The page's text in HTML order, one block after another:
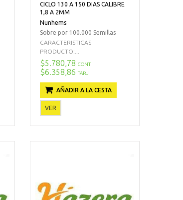
CICLO 130 A 150 DIAS CALIBRE
1,8 A 2MM
Nunhems
Sobre por 100.000 Semillas
CARACTERISTICAS
PRODUCTO:...
$5.780,78 CONT
$6.358,86 TARJ
AÑADIR A LA CESTA
VER